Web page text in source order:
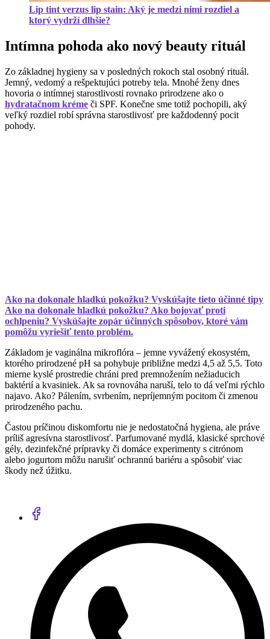
Lip tint verzus lip stain: Aký je medzi nimi rozdiel a
ktorý vydrží dlhšie?
Intímna pohoda ako nový beauty rituál
Zo základnej hygieny sa v posledných rokoch stal osobný rituál.
Jemný, vedomý a rešpektujúci potreby tela. Mnohé ženy dnes
hovoria o intímnej starostlivosti rovnako prirodzene ako o
hydratačnom kréme či SPF. Konečne sme totiž pochopili, aký
veľký rozdiel robí správna starostlivosť pre každodenný pocit
pohody.
Ako na dokonale hladkú pokožku? Vyskúšajte tieto účinné tipy
Ako na dokonale hladkú pokožku? Ako bojovať proti
ochlpeniu? Vyskúšajte zopár účinných spôsobov, ktoré vám
pomôžu vyriešiť tento problém.
Základom je vaginálna mikroflóra – jemne vyvážený ekosystém,
ktorého prirodzené pH sa pohybuje približne medzi 4,5 až 5,5. Toto
mierne kyslé prostredie chráni pred premnožením nežiaducich
baktérií a kvasiniek. Ak sa rovnováha naruší, telo to dá veľmi rýchlo
najavo. Ako? Pálením, svrbením, nepríjemným pocitom či zmenou
prirodzeného pachu.
Častou príčinou diskomfortu nie je nedostatočná hygiena, ale práve
príliš agresívna starostlivosť. Parfumované mydlá, klasické sprchové
gély, dezinfekčné prípravky či domáce experimenty s citrónom
alebo jogurtom môžu narušiť ochrannú bariéru a spôsobiť viac
škody než úžitku.